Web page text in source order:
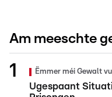
Am meeschte
Ëmmer méi Gewalt
Ugespaant